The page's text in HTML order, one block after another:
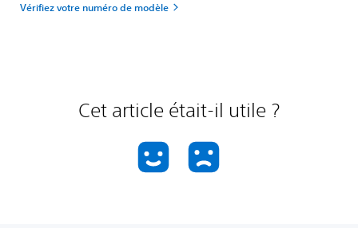
Vérifiez votre numéro de modèle
Cet article était-il utile ?